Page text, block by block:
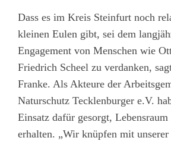
Dass es im Kreis Steinfurt noch
kleinen Eulen gibt, sei dem
Engagement von Menschen wie
Friedrich Scheel zu verdanken,
Franke. Als Akteure der
Naturschutz Tecklenburger e.V.
Einsatz dafür gesorgt,
erhalten. „Wir knüpfen mit